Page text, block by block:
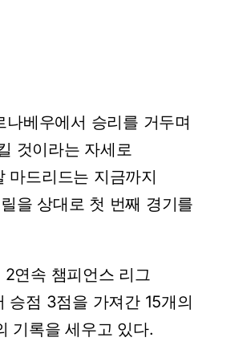
나베우에서 승리를 거두며
것이라는 자세로
마드리드는 지금까지
릴을 상대로 첫 번째 경기를
2연속 챔피언스 리그
승점 3점을 가져간 15개의
기록을 세우고 있다.